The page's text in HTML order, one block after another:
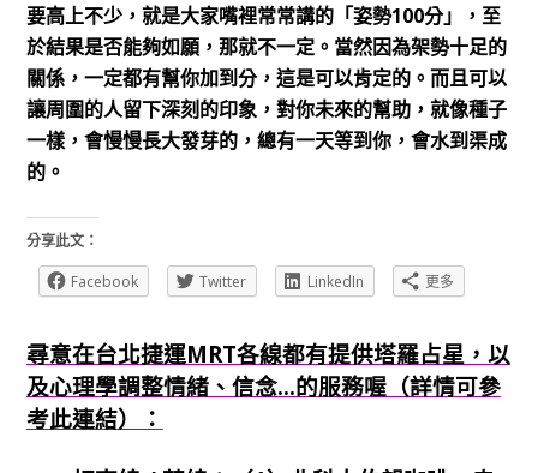
要高上不少，就是大家嘴裡常常講的「姿勢100分」，至
於結果是否能夠如願，那就不一定。當然因為架勢十足的
關係，一定都有幫你加到分，這是可以肯定的。而且可以
讓周圍的人留下深刻的印象，對你未來的幫助，就像種子
一樣，會慢慢長大發芽的，總有一天等到你，會水到渠成
的。
分享此文：
Facebook
Twitter LinkedIn 更多
尋意在台北捷運MRT各線都有提供塔羅占星，以
及心理學調整情緒、信念...的服務喔（詳情可參
考此連結）：